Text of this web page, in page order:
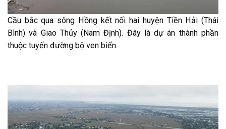
Cầu bắc qua sông Hồng kết nối hai huyện Tiền Hải (Thái
Bình) và Giao Thủy (Nam Định). Đây là dự án thành phần
thuộc tuyến đường bộ ven biển.